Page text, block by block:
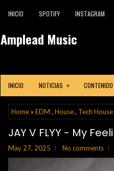
INICIO SPOTIFY INSTAGRAM
Amplead Music
INICIO NOTICIAS » CONTENIDO
Home » EDM , House, Tech House
JAY V FLYY - My
May 27, 2025 No comments